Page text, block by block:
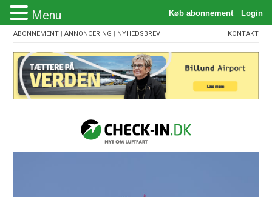
ABONNEMENT |ANNONCERING | NYHEDSBREV KONTAKT
Menu